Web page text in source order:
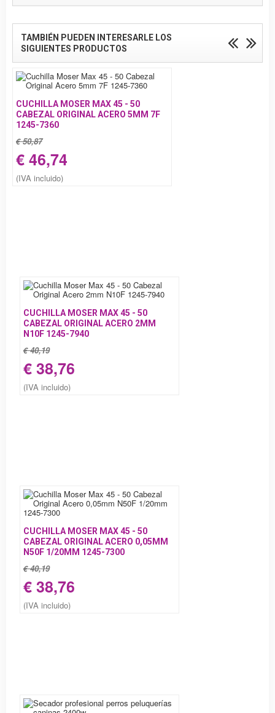
TAMBIÉN PUEDEN INTERESARLE LOS
SIGUIENTES PRODUCTOS
CUCHILLA MOSER MAX 45 - 50
CABEZAL ORIGINAL ACERO 5MM 7F
1245-7360
€ 50,87
€ 46,74
(IVA incluido)
CUCHILLA MOSER MAX 45 - 50
CABEZAL ORIGINAL ACERO 2MM
N10F 1245-7940
€ 40,19
€ 38,76
(IVA incluido)
CUCHILLA MOSER MAX 45 - 50
CABEZAL ORIGINAL ACERO 0,05MM
N50F 1/20MM 1245-7300
€ 40,19
€ 38,76
(IVA incluido)